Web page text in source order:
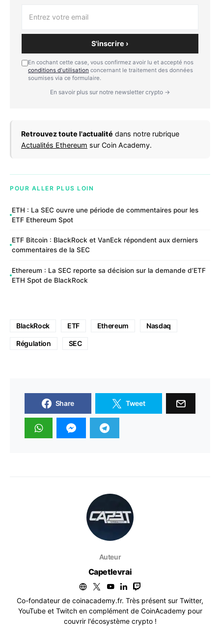
S'inscrire ›
En cochant cette case, vous confirmez avoir lu et accepté nos
conditions d'utilisation concernant le traitement des données
soumises via ce formulaire.
En savoir plus sur notre newsletter crypto →
Retrouvez toute l'actualité dans notre rubrique
Actualités Ethereum sur Coin Academy.
POUR ALLER PLUS LOIN
ETH : La SEC ouvre une période de commentaires pour les
ETF Ethereum Spot
ETF Bitcoin : BlackRock et VanEck répondent aux derniers
commentaires de la SEC
Ethereum : La SEC reporte sa décision sur la demande d’ETF
ETH Spot de BlackRock
BlackRock ETF Ethereum Nasdaq
Régulation SEC
Share Tweet
Auteur
Capetlevrai
Co-fondateur de coinacademy.fr. Très présent sur Twitter,
YouTube et Twitch en complément de CoinAcademy pour
couvrir l'écosystème crypto !